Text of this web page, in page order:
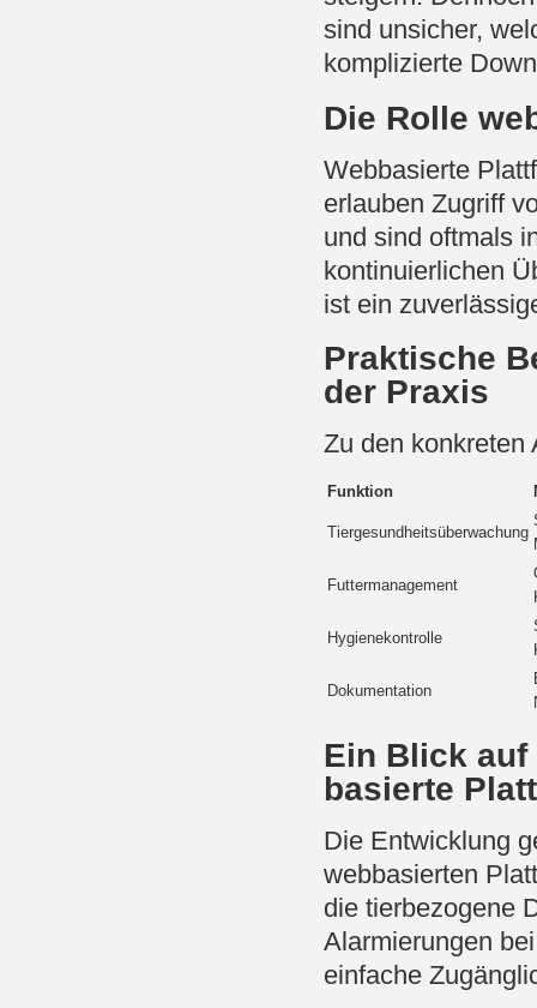
sind unsicher,
komplizierte
Die Rolle
Webbasierte
erlauben Zugriff
und sind oftmals
kontinuierlichen
ist ein
Praktische
der Praxis
Zu den konkreten
Funktion
Tiergesundheitsüberwachung
Futtermanagement
Hygienekontrolle
Dokumentation
Ein Blick
basierte
Die Entwicklung
webbasierten
die tierbezogene
Alarmierungen
einfache